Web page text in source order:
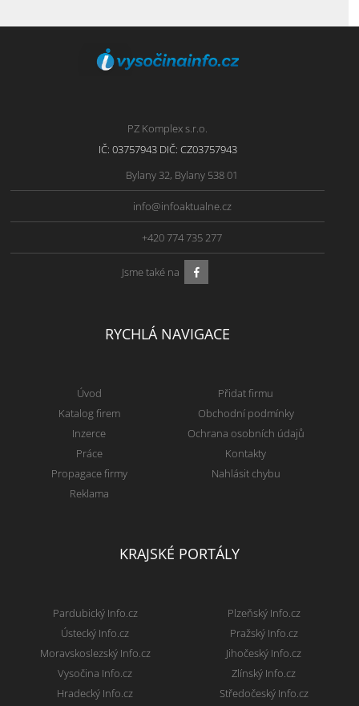
PZ Komplex s.r.o.
IČ: 03757943 DIČ: CZ03757943
Bylany 32, Bylany 538 01
info@infoaktualne.cz
+420 774 735 277
Jsme také na
RYCHLÁ NAVIGACE
Úvod
Katalog firem
Inzerce
Práce
Propagace firmy
Reklama
Přidat firmu
Obchodní podmínky
Ochrana osobních údajů
Kontakty
Nahlásit chybu
KRAJSKÉ PORTÁLY
Pardubický Info.cz
Ústecký Info.cz
Moravskoslezský Info.cz
Vysočina Info.cz
Hradecký Info.cz
Plzeňský Info.cz
Pražský Info.cz
Jihočeský Info.cz
Zlínský Info.cz
Středočeský Info.cz